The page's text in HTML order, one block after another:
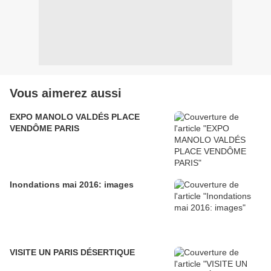
Vous aimerez aussi
EXPO MANOLO VALDÉS PLACE
VENDÔME PARIS
Inondations mai 2016: images
VISITE UN PARIS DÉSERTIQUE